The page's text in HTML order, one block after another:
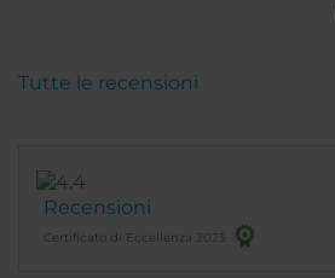
Recensioni
Certificato di Eccellenza 2025
Tutte le recensioni